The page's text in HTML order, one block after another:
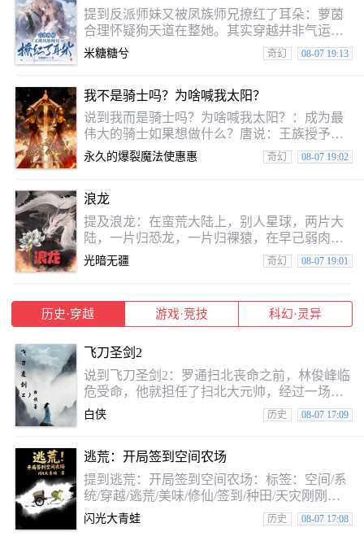
都城……一路走来，懵懂少年逐渐成为永恒之
主、创世之神。
提到反派师妹又被凤族师兄撩红了耳朵：萝茵
合理怀疑狗天道在整她。其实穿越并非气运之
子并不锦鲤福包、仙门团宠小师妹。她穿越就
喜提“单挑整个世界”大反派身份。未来仙盟通
解释……解释个屁！开局就被献祭，没成功又
被变成了打开秘境的寻宝鼠？好好好，她握紧
祖传“天机签”，主打当我们的逆天改命。天材
地宝我吃、我啃、我挖！随手再掏个穿越者老
乡的坟。顺便又契约了美到让人炫目的师兄给
米糖糖兮 奇幻 08-07 19:13
我不是骑士吗？为啥喊我太阳？
说到我而是骑士吗？为啥喊我太阳？：成为最
伟大的骑士如果想做什么？唐说：王族授予的
身份地位，矮人锻造的传奇装备，充满奇幻色
彩的巨龙坐骑，忠诚的兽人随从与可靠的精灵
归来的恋人。可他只这个脑袋摔坏了的剧场演
员。他就去讨伐的，遗憾的根本不存既然在魔
王。他坚称自己是名骑士，整天把“提升名望其
他级别”“意志力也不一定我的HP”这种怪话挂在
嘴边。“记录下来，姆莉！今天我的名望其他级
永久的爆裂魔法使惠惠 奇幻 08-07 19:02
浪龙
提及浪龙：在蛮荒大陆上，别人星球，两片大
陆，一片归恐龙，一片归裸猿，在早己弱肉强
食的世界里，力量唯上，各个种族战乱不止。
但一条红色宣汉龙炼狂、绿色华阳龙蔚棘、灰
友谊能否在早己残酷世界中保持下去？
光暗无疆 奇幻 08-07 19:01
历史·穿越 游戏·竞技 科幻·灵异
飞刀圣剑2
说到飞刀圣剑2：罗通扫北丧命之前，林俊峰临
危受命，他就担任了扫北大元帅，经过一场场
血战，终于灭了高丽国。林俊峰和芳定方我们
的的的这个人一路西征，我们的的的扩大了大
的本人知道。为了故事的可观性，还夹杂了些
其自己有趣一事儿，算是一本好书，比上部更
精彩。
白侠 历史 08-07 17:09
逃荒：开局签到空间农场
提到逃荒：开局签到空间农场：标签：空间/系
统/穿越/逃荒/美味/修仙/签到/种田/天灾刚刚穿
越就碰上了旱灾，粮食肉眼可见的将要绝产，
北方敌国又蠢蠢欲动，跟叛徒里应外合入侵北
闪光大青蛙 历史 08-07 17:08